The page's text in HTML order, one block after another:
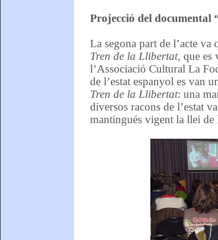
Projecció del documental
La segona part de l’acte
Tren de la Llibertat, que es
l’Associació Cultural La
de l’estat espanyol es van
Tren de la Llibertat: una
diversos racons de l’estat
mantingués vigent la llei de